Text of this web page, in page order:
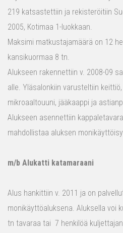
219 katsastettiin ja rekisteröitiin
2005, Kotimaa 1-luokkaan.
Maksimi matkustajamäärä on 12
kansikuormaa 8 tn.
Alukseen rakennettiin v. 2008-09
alle. Yläsalonkiin varusteltiin
mikroaaltouuni, jääkaappi ja
Alukseen asennettiin
mahdollistaa aluksen
m/b Alukatti katamaraani
Alus hankittiin v. 2011 ja on
monikäyttöaluksena. Aluksella voi
tn tavaraa tai 7 henkilöä